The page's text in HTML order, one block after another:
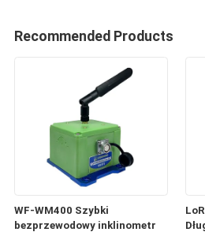
Recommended Products
WF-WM400 Szybki
bezprzewodowy inklinometr